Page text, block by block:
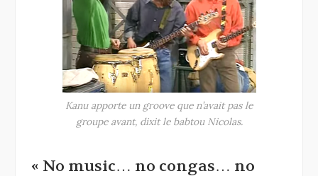
Kanu apporte un groove que n’avait pas le
groupe avant, dixit le babtou Nicolas.
« No music… no congas… no